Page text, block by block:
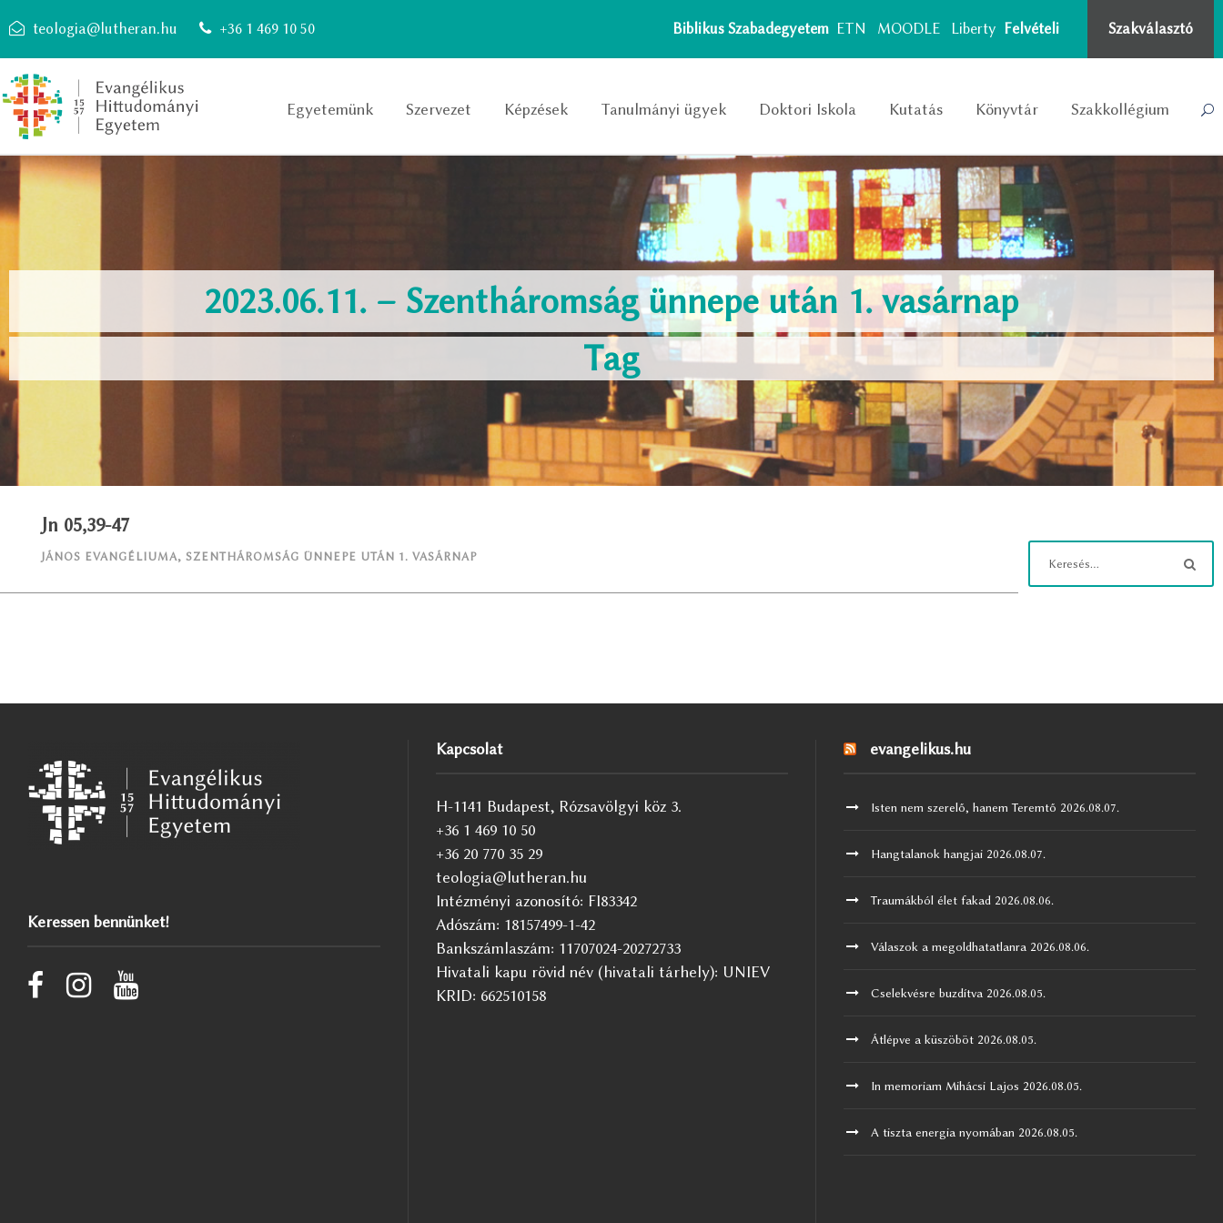
teologia@lutheran.hu +36 1 469 10 50 Biblikus Szabadegyetem ETN MOODLE Liberty Felvételi Szakválasztó
Egyetemünk Szervezet Képzések Tanulmányi ügyek Doktori Iskola Kutatás Könyvtár Szakkollégium
2023.06.11. – Szentháromság ünnepe után 1. vasárnap
Tag
Jn 05,39-47
JÁNOS EVANGÉLIUMA, SZENTHÁROMSÁG ÜNNEPE UTÁN 1. VASÁRNAP
Keressen bennünket!
Kapcsolat
H-1141 Budapest, Rózsavölgyi köz 3.
+36 1 469 10 50
+36 20 770 35 29
teologia@lutheran.hu
Intézményi azonosító: FI83342
Adószám: 18157499-1-42
Bankszámlaszám: 11707024-20272733
Hivatali kapu rövid név (hivatali tárhely): UNIEV
KRID: 662510158
evangelikus.hu
Isten nem szerelő, hanem Teremtő 2026.08.07.
Hangtalanok hangjai 2026.08.07.
Traumákból élet fakad 2026.08.06.
Válaszok a megoldhatatlanra 2026.08.06.
Cselekvésre buzdítva 2026.08.05.
Átlépve a küszöböt 2026.08.05.
In memoriam Mihácsi Lajos 2026.08.05.
A tiszta energia nyomában 2026.08.05.